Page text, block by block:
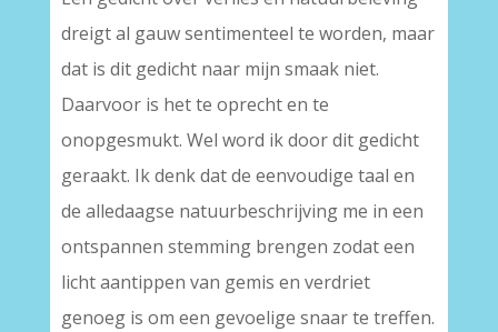
dreigt al gauw sentimenteel te worden, maar
dat is dit gedicht naar mijn smaak niet.
Daarvoor is het te oprecht en te
onopgesmukt. Wel word ik door dit gedicht
geraakt. Ik denk dat de eenvoudige taal en
de alledaagse natuurbeschrijving me in een
ontspannen stemming brengen zodat een
licht aantippen van gemis en verdriet
genoeg is om een gevoelige snaar te treffen.